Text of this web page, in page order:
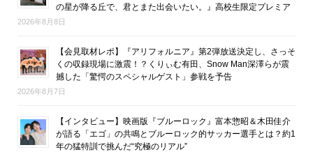
の星が降る丘で、君とまた出会いたい。』高校生限定プレミア
2026年8月8日
【会見取材レポ】『アリフォルニア』第2弾放送決定し、さっそ
くの収録現場に激震！？くりぃむ有田、Snow Man深澤らが震
撼した「驚愕のスペシャルゲスト」参戦を予告
2026年8月7日
【インタビュー】映画版『ブルーロック』富本惣昭＆木田佳介
が語る「エゴ」の共鳴とブルーロック的サッカー選手とは？約1
年の猛特訓で挑んだ“究極のリアル”